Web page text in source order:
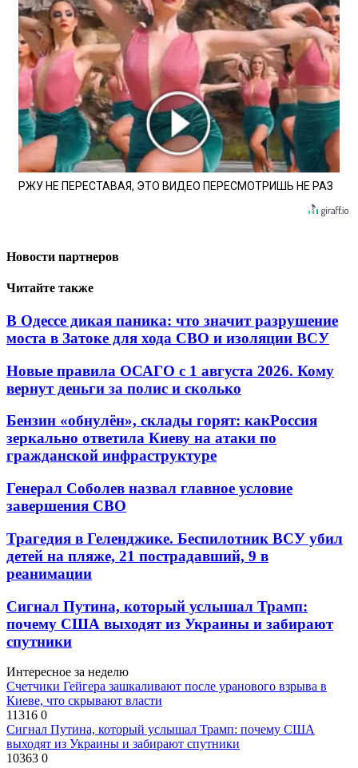
РЖУ НЕ ПЕРЕСТАВАЯ, ЭТО ВИДЕО ПЕРЕСМОТРИШЬ НЕ РАЗ
Новости партнеров
Читайте также
В Одессе дикая паника: что значит разрушение
моста в Затоке для хода СВО и изоляции ВСУ
Новые правила ОСАГО с 1 августа 2026. Кому
вернут деньги за полис и сколько
Бензин «обнулён», склады горят: какРоссия
зеркально ответила Киеву на атаки по
гражданской инфраструктуре
Генерал Соболев назвал главное условие
завершения СВО
Трагедия в Геленджике. Беспилотник ВСУ убил
детей на пляже, 21 пострадавший, 9 в
реанимации
Сигнал Путина, который услышал Трамп:
почему США выходят из Украины и забирают
спутники
Интересное за неделю
Счетчики Гейгера зашкаливают после уранового взрыва в
Киеве, что скрывают власти
11316 0
Сигнал Путина, который услышал Трамп: почему США
выходят из Украины и забирают спутники
10363 0